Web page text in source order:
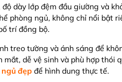
dày lớp đệm đầu giường và
phòng ngủ, không chỉ nổi bật
trí đồng bộ.
treo tường và ánh sáng để
dễ vệ sinh và phù hợp thói
đẹpđể hình dung thực tế.